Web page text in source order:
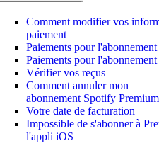
Comment modifier vos
paiement
Paiements pour
Paiements pour
Vérifier vos reçus
Comment annuler mon
abonnement Spotify
Votre date de facturation
Impossible de s'abonner à
l'appli iOS